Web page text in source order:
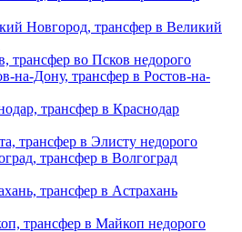
Новгород, трансфер в Великий
трансфер во Псков недорого
на-Дону, трансфер в Ростов-на-
трансфер в Краснодар
трансфер в Элисту недорого
трансфер в Волгоград
трансфер в Астрахань
трансфер в Майкоп недорого